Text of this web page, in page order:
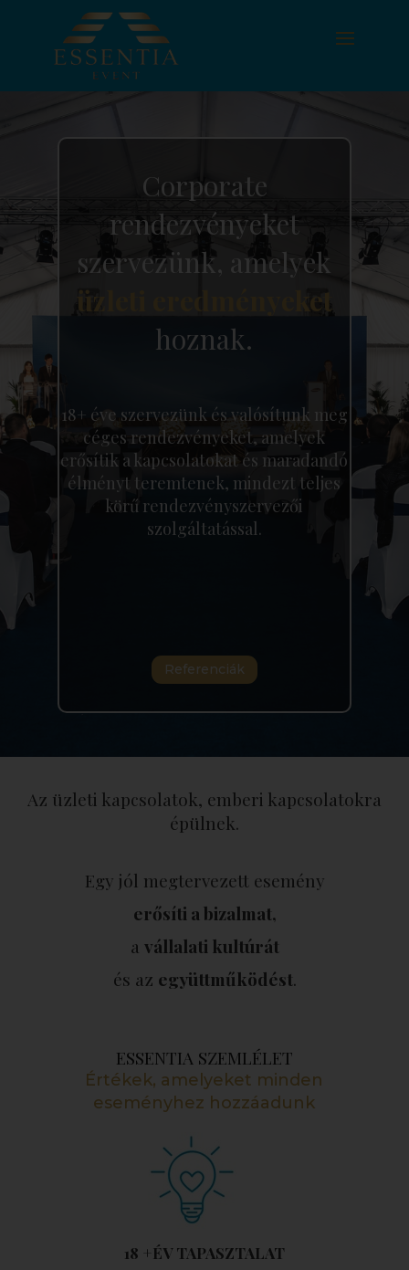
Corporate
rendezvényeket
szervezünk, amelyek
üzleti eredményeket
hoznak.
18+ éve szervezünk és valósítunk meg
céges rendezvényeket, amelyek
erősítik a kapcsolatokat és maradandó
élményt teremtenek, mindezt teljes
körű rendezvényszervezői
szolgáltatással.
Referenciák
Az üzleti kapcsolatok, emberi kapcsolatokra
épülnek.
Egy jól megtervezett esemény
erősíti a bizalmat,
a vállalati kultúrát
és az együttműködést.
ESSENTIA SZEMLÉLET
Értékek, amelyeket minden
eseményhez hozzáadunk
18 +ÉV TAPASZTALAT